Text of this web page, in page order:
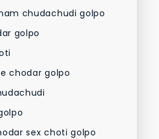
chudachudi golpo
golpo
chodar golpo
sex choti golpo